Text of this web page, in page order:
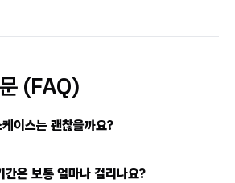
(FAQ)
이스는 괜찮을까요?
간은 보통 얼마나 걸리나요?